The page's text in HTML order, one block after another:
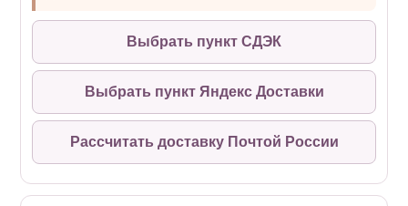
Выбрать пункт СДЭК
Выбрать пункт Яндекс Доставки
Рассчитать доставку Почтой России